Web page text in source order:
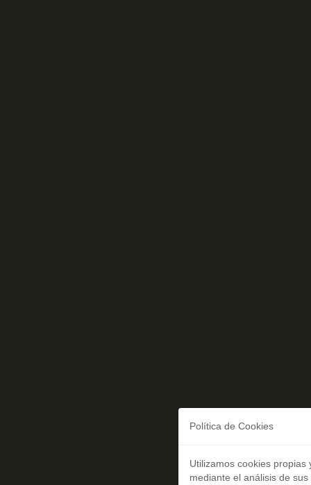
Política de Cookies
Utilizamos cookies
mediante el análisis de